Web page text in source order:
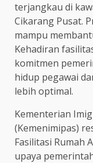
terjangkau di
Cikarang Pusat.
mampu
Kehadiran
komitmen
hidup pegawai
lebih optimal.
Kementerian
(Kemenimipas)
Fasilitasi Rumah
upaya